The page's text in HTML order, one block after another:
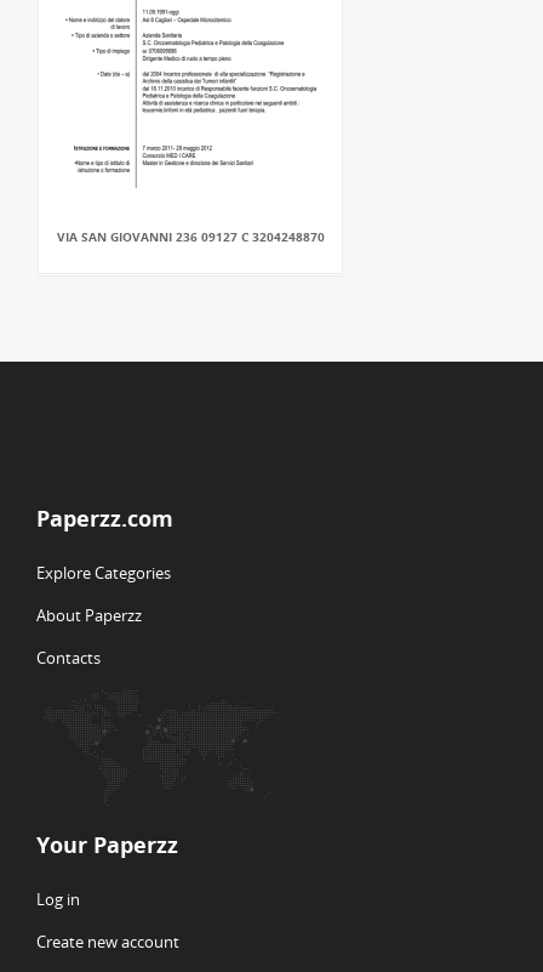
VIA SAN GIOVANNI 236 09127 C 3204248870
Paperzz.com
Explore Categories
About Paperzz
Contacts
Your Paperzz
Log in
Create new account